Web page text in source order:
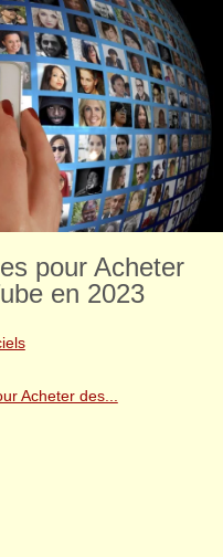
pour Acheter
en 2023
Acheter des...